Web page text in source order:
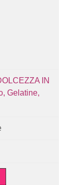
IN
Gelatine,